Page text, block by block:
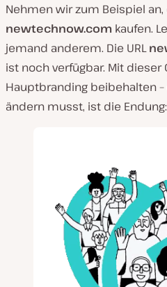
Nehmen wir zum Beispiel
newtechnow.com kaufen.
jemand anderem. Die URL
ist noch verfügbar. Mit
Hauptbranding beibehalten –
ändern musst, ist die Endung: